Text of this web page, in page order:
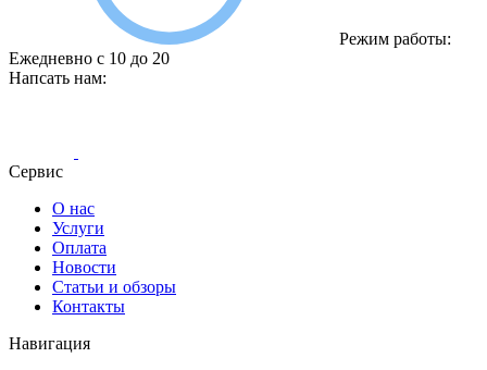
Режим работы:
Ежедневно с 10 до 20
Напсать нам:
Сервис
О нас
Услуги
Оплата
Новости
Статьи и обзоры
Контакты
Навигация